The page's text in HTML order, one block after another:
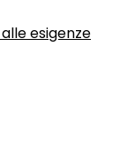
esigenze